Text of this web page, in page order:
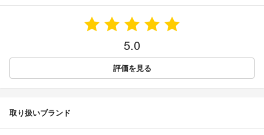
5.0
評価を見る
取り扱いブランド